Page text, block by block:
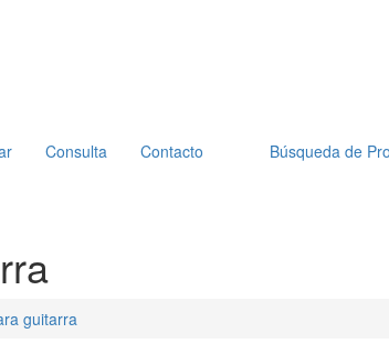
Consulta Contacto Búsqueda de
guitarra